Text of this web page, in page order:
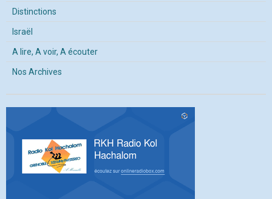
Distinctions
Israël
A lire, A voir, A écouter
Nos Archives